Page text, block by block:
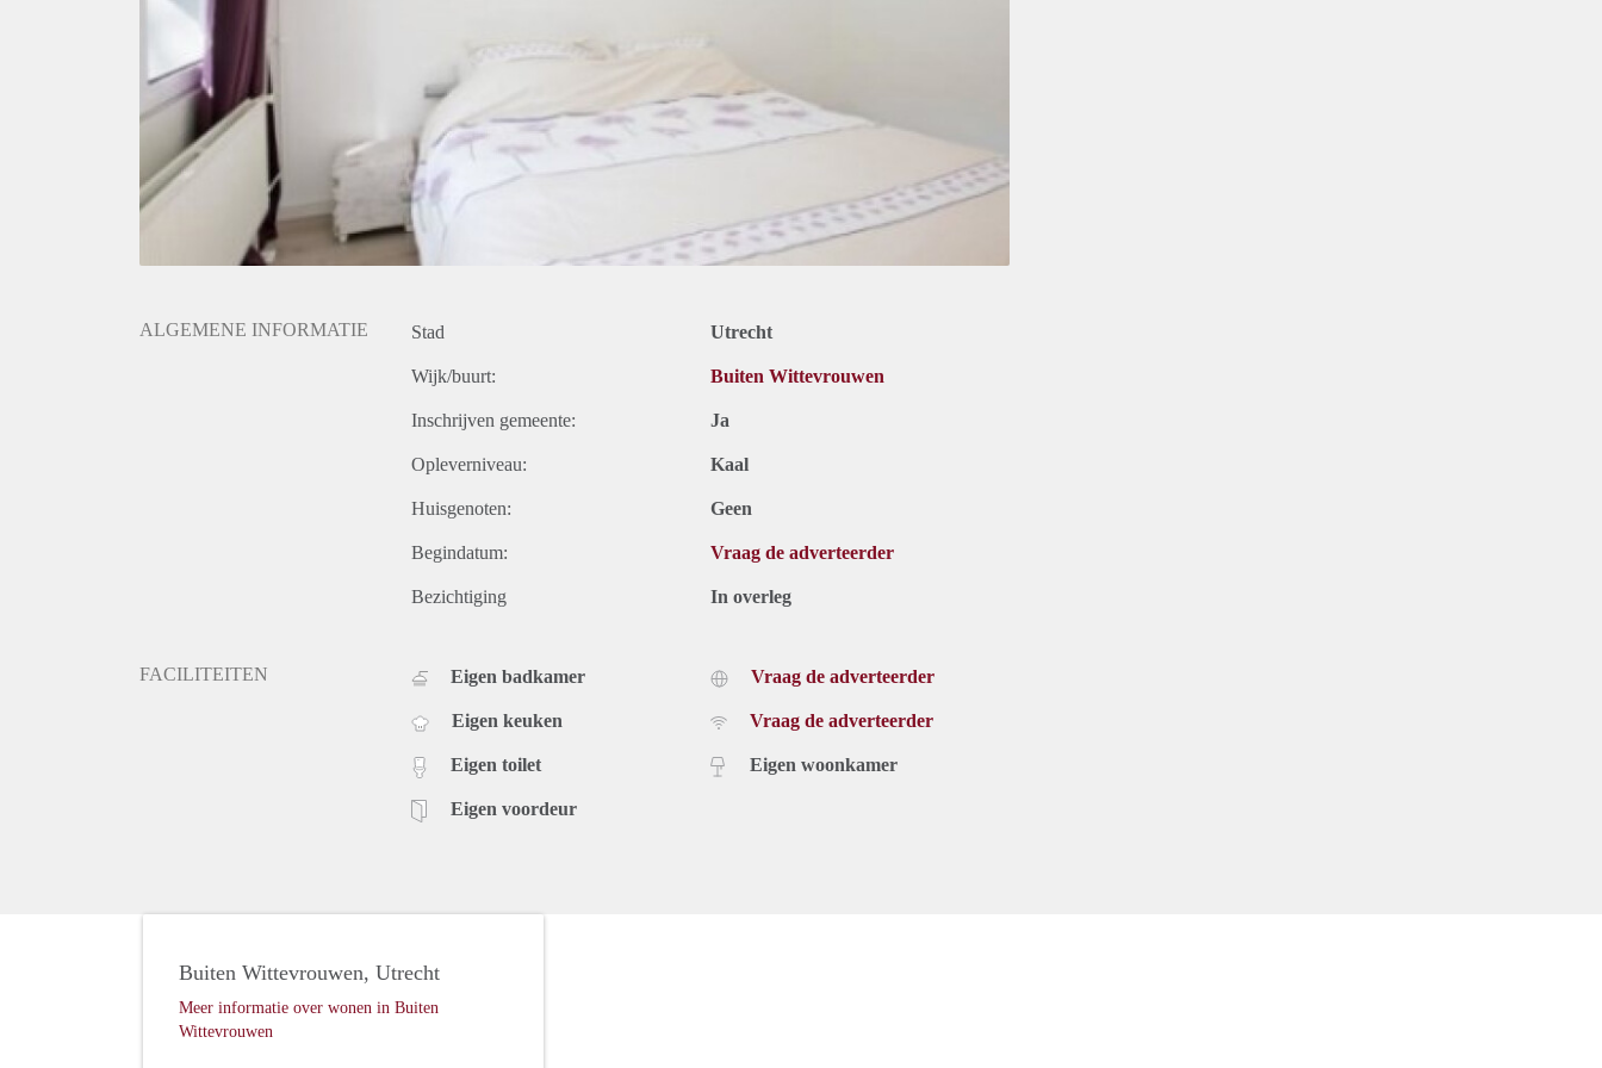
ALGEMENE INFORMATIE Stad Utrecht
Wijk/buurt: Buiten Wittevrouwen
Inschrijven gemeente: Ja
Opleverniveau: Kaal
Huisgenoten: Geen
Begindatum: Vraag de adverteerder
Bezichtiging In overleg
FACILITEITEN Eigen badkamer
Eigen keuken
Eigen toilet
Eigen voordeur
Vraag de adverteerder
Vraag de adverteerder
Eigen woonkamer
Buiten Wittevrouwen, Utrecht
Meer informatie over wonen in Buiten
Wittevrouwen